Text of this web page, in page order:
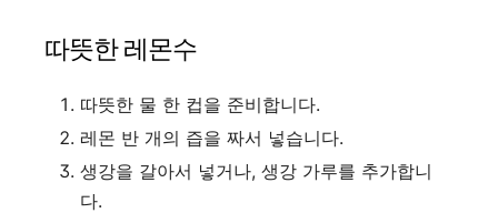
따뜻한 레몬수
따뜻한 물 한 컵을 준비합니다.
레몬 반 개의 즙을 짜서 넣습니다.
생강을 갈아서 넣거나, 생강 가루를 추가합니
다.